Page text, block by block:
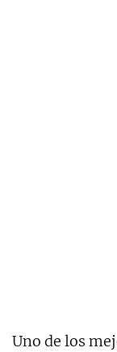
Uno de los